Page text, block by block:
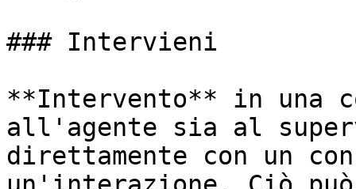
### Intervieni
**Intervento** in una
all'agente sia al
direttamente con un